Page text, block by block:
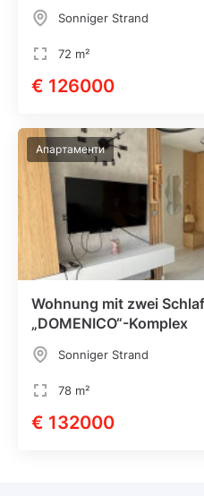
Sonniger Strand
72 m²
€ 126000
Апартаменти
Wohnung mit zwei
„DOMENICO“-Komplex
Sonniger Strand
78 m²
€ 132000